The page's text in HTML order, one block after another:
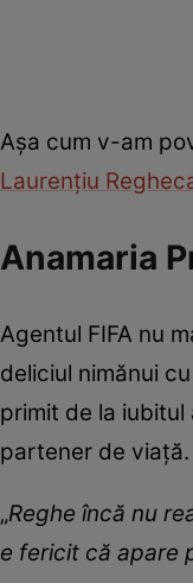
Așa cum v-am
Laurențiu
Anamaria
Agentul FIFA nu
deliciul nimănui
primit de la
partener de viață.
„Reghe încă nu
e fericit că apare